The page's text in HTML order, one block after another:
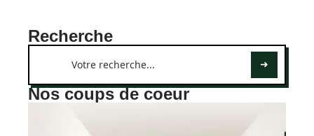
Recherche
Nos coups de coeur